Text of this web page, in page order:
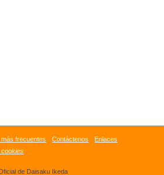
frecuentes Contáctenos
Enlaces
cookies
de Daisaku Ikeda